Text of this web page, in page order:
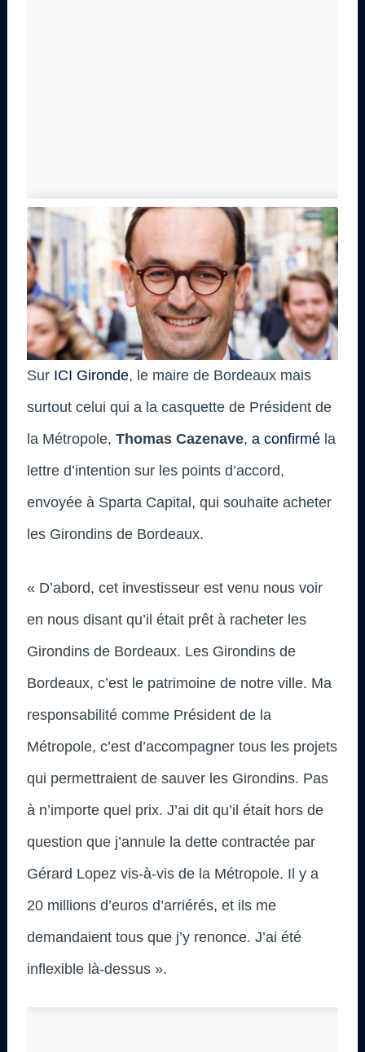
Sur ICI Gironde, le maire de Bordeaux mais
surtout celui qui a la casquette de Président de
la Métropole, Thomas Cazenave, a confirmé la
lettre d’intention sur les points d’accord,
envoyée à Sparta Capital, qui souhaite acheter
les Girondins de Bordeaux.
« D’abord, cet investisseur est venu nous voir
en nous disant qu’il était prêt à racheter les
Girondins de Bordeaux. Les Girondins de
Bordeaux, c’est le patrimoine de notre ville. Ma
responsabilité comme Président de la
Métropole, c’est d’accompagner tous les projets
qui permettraient de sauver les Girondins. Pas
à n’importe quel prix. J’ai dit qu’il était hors de
question que j’annule la dette contractée par
Gérard Lopez vis-à-vis de la Métropole. Il y a
20 millions d’euros d’arriérés, et ils me
demandaient tous que j’y renonce. J’ai été
inflexible là-dessus ».